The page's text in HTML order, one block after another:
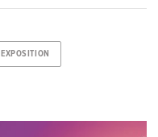
EXPOSITION